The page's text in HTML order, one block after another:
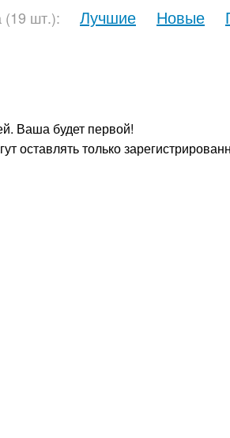
шт.): Лучшие Новые
Ваша будет первой!
оставлять только